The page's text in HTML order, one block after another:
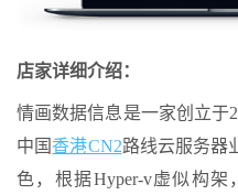
店家详细介绍：
情画数据信息是一家创立于
中国 香港CN2路线云服务器
色，根据Hyper-v虚似构